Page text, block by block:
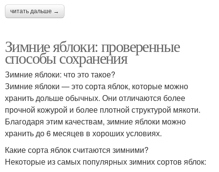
читать дальше →
Зимние яблоки: проверенные
способы сохранения
Зимние яблоки: что это такое?
Зимние яблоки — это сорта яблок, которые можно
хранить дольше обычных. Они отличаются более
прочной кожурой и более плотной структурой мякоти.
Благодаря этим качествам, зимние яблоки можно
хранить до 6 месяцев в хороших условиях.
Какие сорта яблок считаются зимними?
Некоторые из самых популярных зимних сортов яблок: